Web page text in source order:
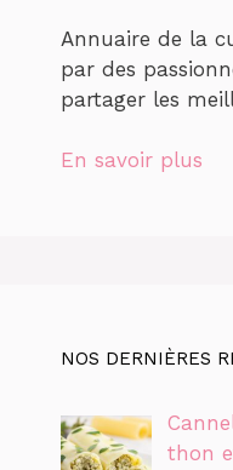
Annuaire de la
par des
partager les
En savoir plus
NOS DERNIÈRES
thon